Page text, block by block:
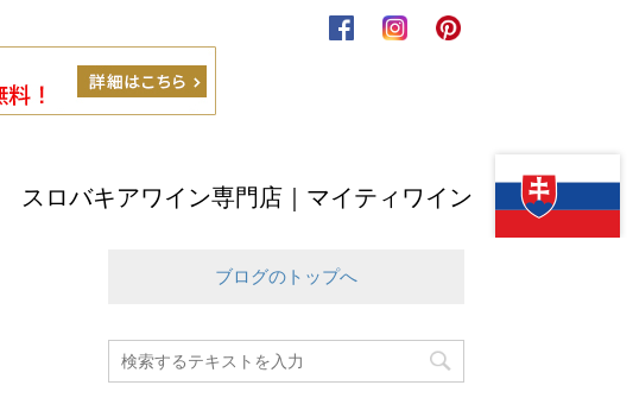
スロバキアワイン専門店｜マイティワイン
ブログのトップへ